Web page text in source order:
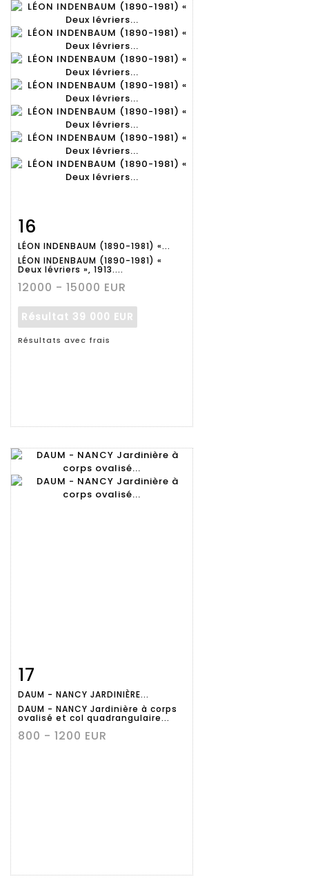
détaillée
16
LÉON INDENBAUM (1890-1981) «...
LÉON INDENBAUM (1890-1981) «
Deux lévriers », 1913....
12000 - 15000 EUR
Résultat 39 000 EUR
Résultats avec frais
détaillée
17
DAUM - NANCY JARDINIÈRE...
DAUM - NANCY Jardinière à corps
ovalisé et col quadrangulaire...
800 - 1200 EUR